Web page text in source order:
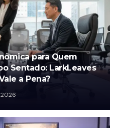
para Quem
Sentado: LarkLeaves
a Pena?